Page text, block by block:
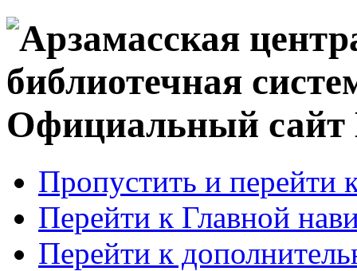
Официальный
Пропустить и перейти
Перейти к Главной
Перейти к